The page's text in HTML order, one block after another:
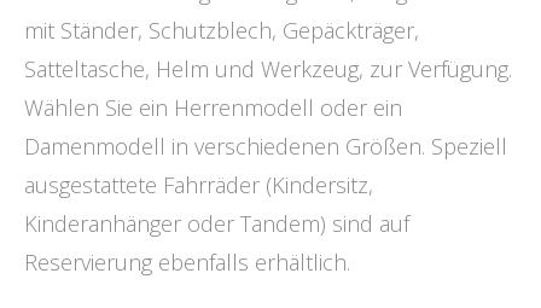
mit Ständer, Schutzblech, Gepäckträger,
Satteltasche, Helm und Werkzeug, zur Verfügung.
Wählen Sie ein Herrenmodell oder ein
Damenmodell in verschiedenen Größen. Speziell
ausgestattete Fahrräder (Kindersitz,
Kinderanhänger oder Tandem) sind auf
Reservierung ebenfalls erhältlich.